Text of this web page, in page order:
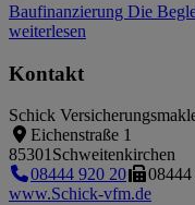
Baufinanzierung Die
weiterlesen
Kontakt
Schick
Eichenstraße 1
85301Schweitenkirchen
08444 920 20
www.Schick-vfm.de